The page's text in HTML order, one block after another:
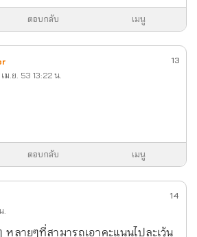
ตอบกลับ เมนู
เม.ย. 53 13:22 น.
13
ตอบกลับ เมนู
.
14
ลายๆที่สามารถเอาคะแนนไปละเว้น